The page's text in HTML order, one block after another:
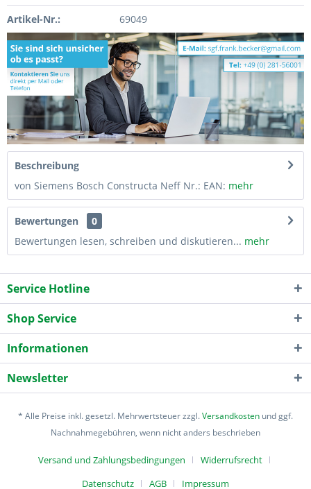
Artikel-Nr.: 69049
Beschreibung
von Siemens Bosch Constructa Neff Nr.: EAN: mehr
Bewertungen
0
Bewertungen lesen, schreiben und diskutieren... mehr
Service Hotline
Shop Service
Informationen
Newsletter
* Alle Preise inkl. gesetzl. Mehrwertsteuer zzgl.Versandkosten und ggf.
Nachnahmegebühren, wenn nicht anders beschrieben
Versand und Zahlungsbedingungen
Widerrufsrecht
Datenschutz
AGB Impressum